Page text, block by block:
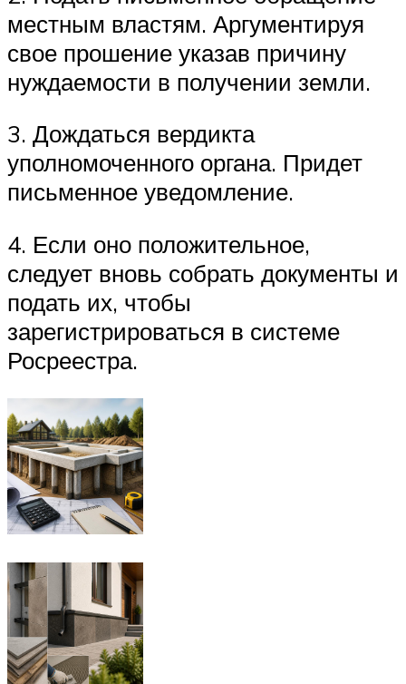
местным властям. Аргументируя
свое прошение указав причину
нуждаемости в получении земли.
3. Дождаться вердикта
уполномоченного органа. Придет
письменное уведомление.
4. Если оно положительное,
следует вновь собрать документы и
подать их, чтобы
зарегистрироваться в системе
Росреестра.